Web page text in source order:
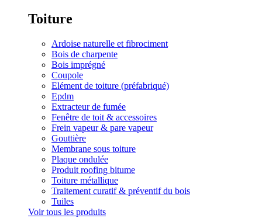
Toiture
Ardoise naturelle et fibrociment
Bois de charpente
Bois imprégné
Coupole
Elément de toiture (préfabriqué)
Epdm
Extracteur de fumée
Fenêtre de toit & accessoires
Frein vapeur & pare vapeur
Gouttière
Membrane sous toiture
Plaque ondulée
Produit roofing bitume
Toiture métallique
Traitement curatif & préventif du bois
Tuiles
Voir tous les produits